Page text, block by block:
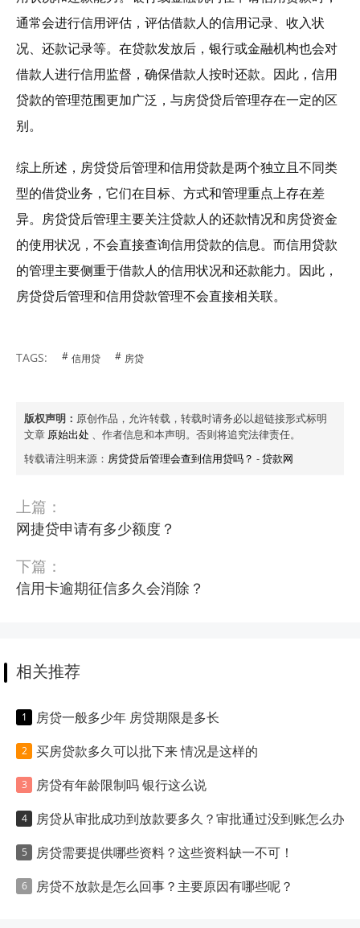
通常会进行信用评估，评估借款人的信用记录、收入状
况、还款记录等。在贷款发放后，银行或金融机构也会对
借款人进行信用监督，确保借款人按时还款。因此，信用
贷款的管理范围更加广泛，与房贷贷后管理存在一定的区
别。
综上所述，房贷贷后管理和信用贷款是两个独立且不同类
型的借贷业务，它们在目标、方式和管理重点上存在差
异。房贷贷后管理主要关注贷款人的还款情况和房贷资金
的使用状况，不会直接查询信用贷款的信息。而信用贷款
的管理主要侧重于借款人的信用状况和还款能力。因此，
房贷贷后管理和信用贷款管理不会直接相关联。
TAGS: 信用贷 房贷
版权声明： 原创作品，允许转载，转载时请务必以超链接形式标明
文章 原始出处 、作者信息和本声明。否则将追究法律责任。
转载请注明来源： 房贷贷后管理会查到信用贷吗？ -贷款网
上篇：
网捷贷申请有多少额度？
下篇：
信用卡逾期征信多久会消除？
相关推荐
房贷一般多少年 房贷期限是多长
买房贷款多久可以批下来 情况是这样的
房贷有年龄限制吗 银行这么说
房贷从审批成功到放款要多久？审批通过没到账怎么办？
房贷需要提供哪些资料？这些资料缺一不可！
房贷不放款是怎么回事？主要原因有哪些呢？